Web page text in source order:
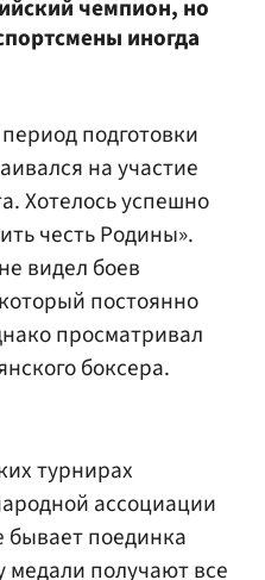
чемпион, но
иногда
подготовки
на участие
Хотелось успешно
честь Родины».
видел боев
постоянно
просматривал
боксера.
турнирах
ассоциации
бывает поединка
медали получают все